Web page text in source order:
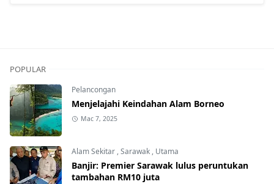
POPULAR
Pelancongan
Menjelajahi Keindahan Alam Borneo
Mac 7, 2025
Alam Sekitar ,Sarawak , Utama
Banjir: Premier Sarawak lulus peruntukan
tambahan RM10 juta